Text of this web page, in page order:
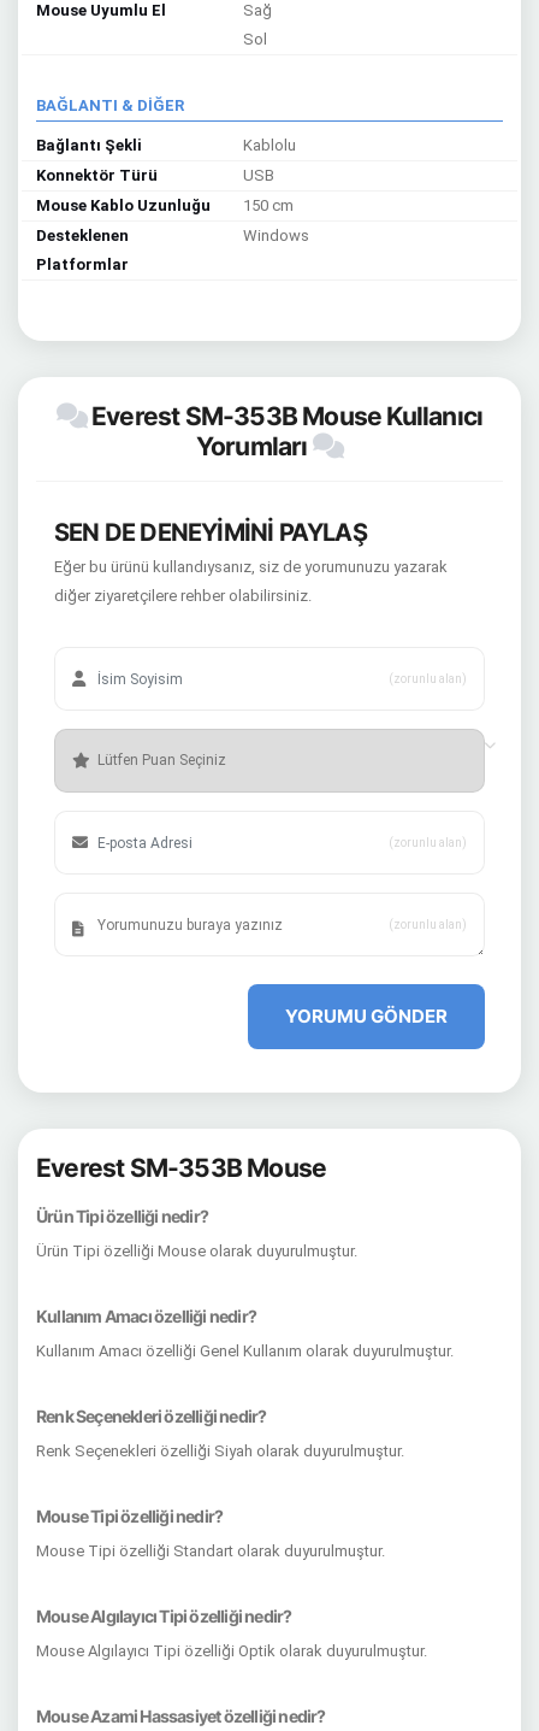
Mouse Uyumlu El
Sağ
Sol
BAĞLANTI & DİĞER
Bağlantı Şekli
Kablolu
Konnektör Türü
USB
Mouse Kablo Uzunluğu
150 cm
Desteklenen
Platformlar
Windows
Everest SM-353B Mouse Kullanıcı
Yorumları
SEN DE DENEYİMİNİ PAYLAŞ
Eğer bu ürünü kullandıysanız, siz de yorumunuzu yazarak
diğer ziyaretçilere rehber olabilirsiniz.
(zorunlu alan)
(zorunlu alan)
(zorunlu alan)
YORUMU GÖNDER
Everest SM-353B Mouse
Ürün Tipi özelliği nedir?
Ürün Tipi özelliği Mouse olarak duyurulmuştur.
Kullanım Amacı özelliği nedir?
Kullanım Amacı özelliği Genel Kullanım olarak duyurulmuştur.
Renk Seçenekleri özelliği nedir?
Renk Seçenekleri özelliği Siyah olarak duyurulmuştur.
Mouse Tipi özelliği nedir?
Mouse Tipi özelliği Standart olarak duyurulmuştur.
Mouse Algılayıcı Tipi özelliği nedir?
Mouse Algılayıcı Tipi özelliği Optik olarak duyurulmuştur.
Mouse Azami Hassasiyet özelliği nedir?